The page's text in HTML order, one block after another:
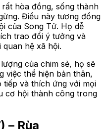
hòa đồng, sống thành
Điều này tương đồng
của Song Tử. Họ dễ
trao đổi ý tưởng và
hệ xã hội.
của chim sẻ, họ sẽ
việc thể hiện bản thân,
tiếp và thích ứng với mọi
cơ hội thành công trong
– Rùa